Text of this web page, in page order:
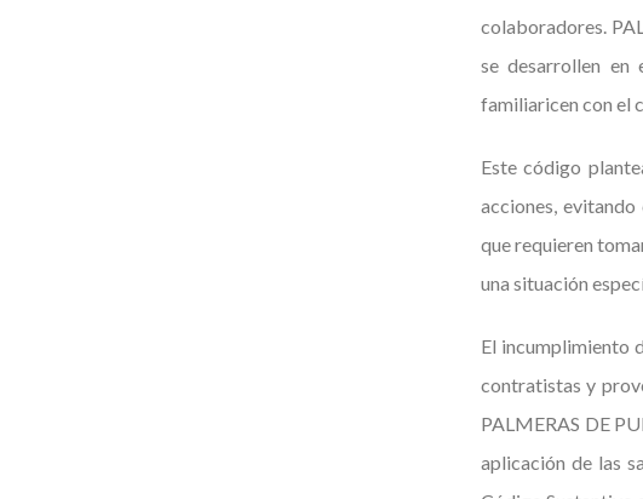
colaboradores.
se desarrollen en
familiaricen con el
Este código
acciones,
que requieren
una situación
El incumplimiento
contratistas y
PALMERAS DE
aplicación de las